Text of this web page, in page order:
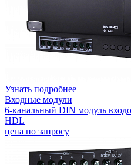
Узнать подробнее
Входные модули
6-канальный DIN модуль
HDL
цена по запросу